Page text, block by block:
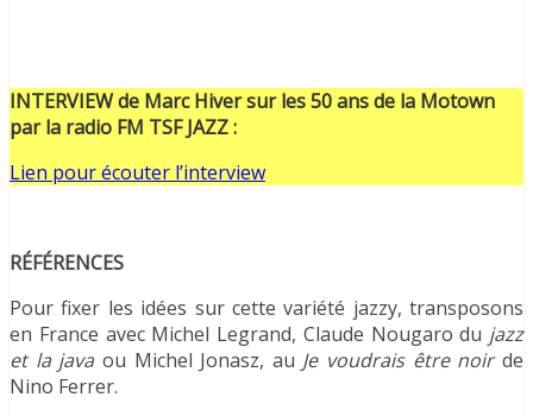
INTERVIEW de Marc Hiver sur les 50 ans de la Motown
par la radio FM TSF JAZZ :
Lien pour écouter l’interview
RÉFÉRENCES
Pour fixer les idées sur cette variété jazzy, transposons
en France avec Michel Legrand, Claude Nougaro du jazz
et la java ou Michel Jonasz, au Je voudrais être noirde
Nino Ferrer.